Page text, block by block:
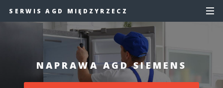
SERWIS AGD MIĘDZYRZECZ
NAPRAWA AGD SIEMENS